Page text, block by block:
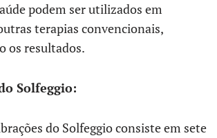
podem ser utilizados em
terapias convencionais,
os resultados.
Solfeggio:
do Solfeggio consiste em sete